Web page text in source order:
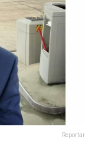
Reportar